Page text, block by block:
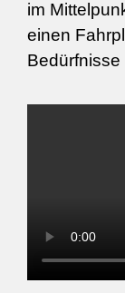
im
einen